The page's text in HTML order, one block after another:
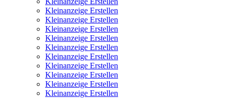
Kleinanzeige Erstellen
Kleinanzeige Erstellen
Kleinanzeige Erstellen
Kleinanzeige Erstellen
Kleinanzeige Erstellen
Kleinanzeige Erstellen
Kleinanzeige Erstellen
Kleinanzeige Erstellen
Kleinanzeige Erstellen
Kleinanzeige Erstellen